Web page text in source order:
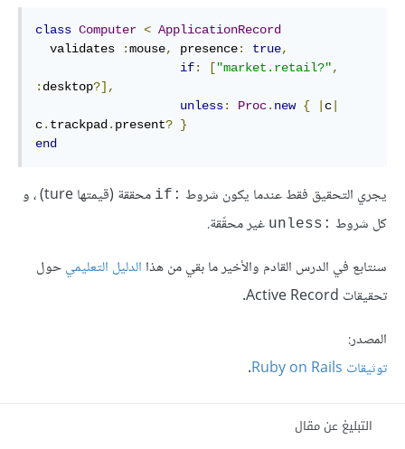
class Computer < ApplicationRecord
  validates
:mouse, presence: true,
if: ["market.retail?",
: desktop?],
unless: Proc. new { c
c. trackpad. present? }
end
يجري التحقيق فقط عندما يكون شروط :if
محققة (قيمتها ture) ، و
كل شروط :unless
غير محقّقة.
سنتابع في الدرس القادم والأخير ما بقي من هذا الدليل التعليميحول
تحقيقات Active Record.
المصدر:
توثيقات Ruby on Rails
.
التبليغ عن مقال